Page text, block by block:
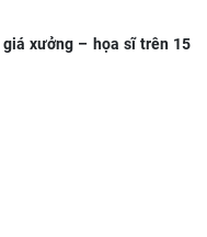
xưởng – họa sĩ trên 15